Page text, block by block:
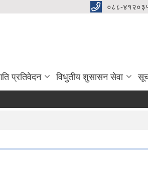
०८८-
प्रतिवेदन विधुतीय शुसासन सेवा